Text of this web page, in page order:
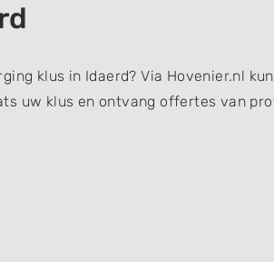
klus in Idaerd? Via Hovenier.nl
uw klus en ontvang offertes van